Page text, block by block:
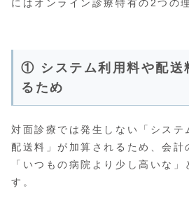
にはオンライン診療特有の2つの
① システム利用料や配送
るため
対面診療では発生しない「システ
配送料」が加算されるため、会計
「いつもの病院より少し高いな
す。